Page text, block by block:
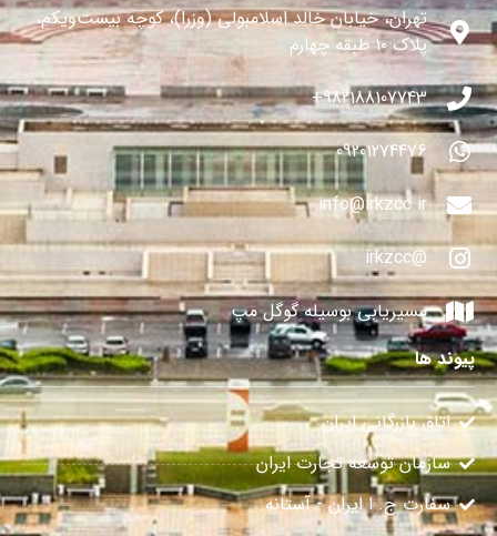
تهران، خیابان خالد اسلامبولی (وزرا)، کوچه بیست‌ویکم،
پلاک ۱۰ طبقه چهارم
982188107743+
09201274476
info@irkzcc.ir
@irkzcc
مسیریابی بوسیله گوگل مپ
پیوند ها
اتاق بازرگانی ایران
سازمان توسعه تجارت ایران
سفارت ج. ا ایران - آستانه